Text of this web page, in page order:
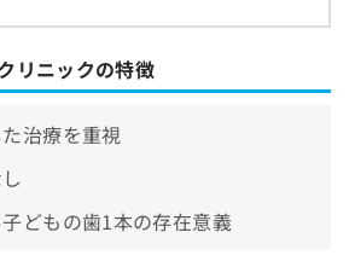
リニックの特徴
治療を重視
どもの歯1本の存在意義